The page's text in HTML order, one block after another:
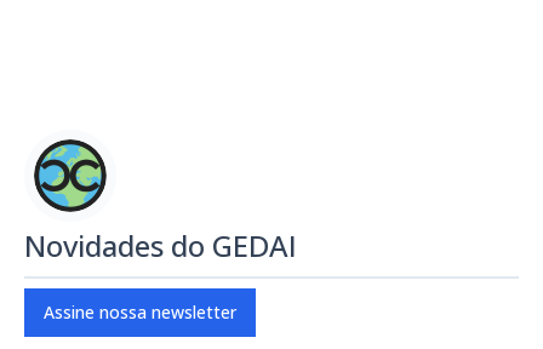
Novidades do GEDAI
Assine nossa newsletter